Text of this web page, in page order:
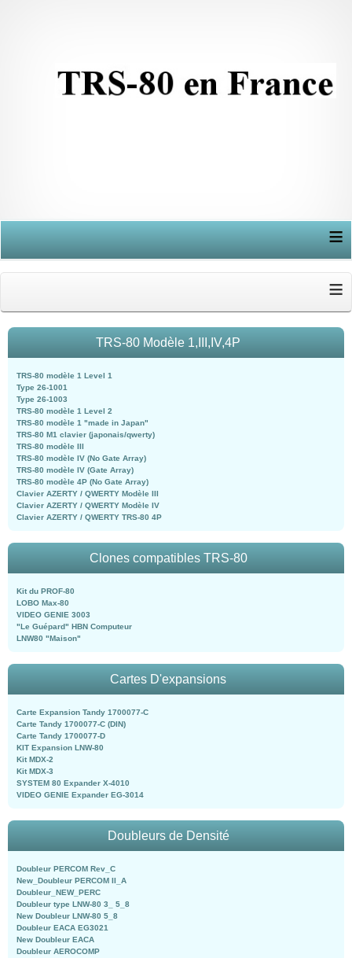
≡
≡
TRS-80 Modèle 1,III,IV,4P
TRS-80 modèle 1 Level 1
Type 26-1001
Type 26-1003
TRS-80 modèle 1 Level 2
TRS-80 modèle 1 "made in Japan"
TRS-80 M1 clavier (japonais/qwerty)
TRS-80 modèle III
TRS-80 modèle IV (No Gate Array)
TRS-80 modèle IV (Gate Array)
TRS-80 modèle 4P (No Gate Array)
Clavier AZERTY / QWERTY Modèle III
Clavier AZERTY / QWERTY Modèle IV
Clavier AZERTY / QWERTY TRS-80 4P
Clones compatibles TRS-80
Kit du PROF-80
LOBO Max-80
VIDEO GENIE 3003
"Le Guépard" HBN Computeur
LNW80 "Maison"
Cartes D'expansions
Carte Expansion Tandy 1700077-C
Carte Tandy 1700077-C (DIN)
Carte Tandy 1700077-D
KIT Expansion LNW-80
Kit MDX-2
Kit MDX-3
SYSTEM 80 Expander X-4010
VIDEO GENIE Expander EG-3014
Doubleurs de Densité
Doubleur PERCOM Rev_C
New_Doubleur PERCOM II_A
Doubleur_NEW_PERC
Doubleur type LNW-80 3_ 5_8
New Doubleur LNW-80 5_8
Doubleur EACA EG3021
New Doubleur EACA
Doubleur AEROCOMP